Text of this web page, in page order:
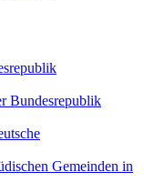
Bundesrepublik
Gemeinden in